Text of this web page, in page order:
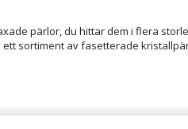
pärlor, du hittar dem i flera
ett sortiment av fasetterade